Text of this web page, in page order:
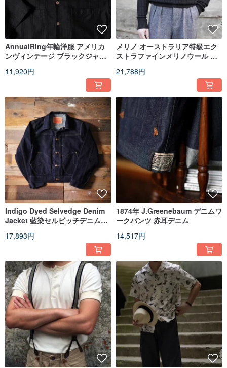
AnnualRing年輪洋服 アメリカ
ンヴィンテージ ブラックジャカ
イアンシャツ
11,920円
メリノ オーストラリア特級エク
ストラファインメリノウール ヴ
ネックセーター ジェンダーレス
21,788円
Indigo Dyed Selvedge Denim
Jacket 藍染セルビッチデニムジ
17,893円
1874年 J.Greenebaum デニムワ
ークパンツ 赤耳デニム
14,517円